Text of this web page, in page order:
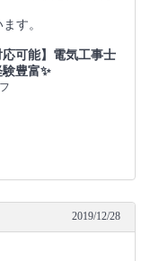
す。
応可能】電気工事士
豊富✨
2019/12/28